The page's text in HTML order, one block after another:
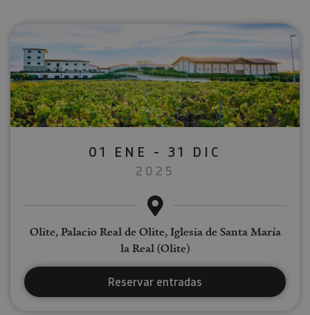
01 ENE - 31 DIC
2025
Olite, Palacio Real de Olite, Iglesia de Santa María
la Real (Olite)
Reservar entradas